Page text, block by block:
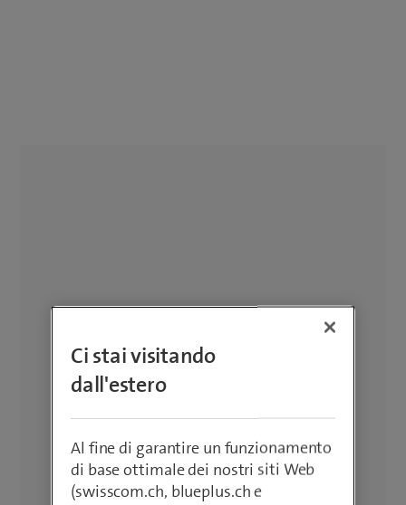
Ci stai visitando
dall'estero
Al fine di garantire un funzionamento
di base ottimale dei nostri siti Web
(swisscom.ch, blueplus.ch e